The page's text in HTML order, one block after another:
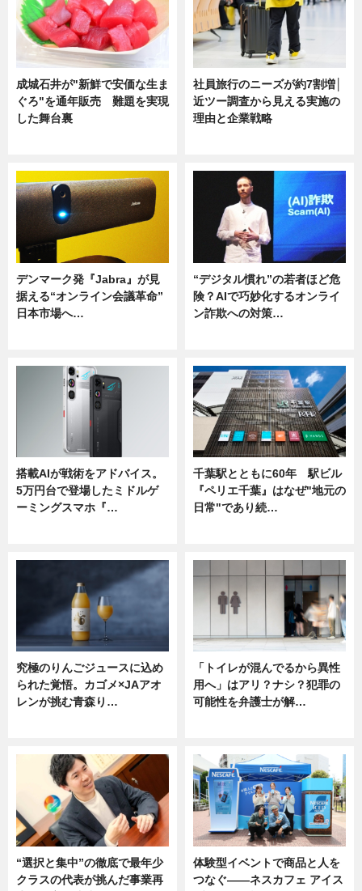
成城石井が"新鮮で安価な生ま
ぐろ"を通年販売 難題を実現
した舞台裏
社員旅行のニーズが約7割増│
近ツー調査から見える実施の
理由と企業戦略
デンマーク発『Jabra』が見
据える“オンライン会議革命”
日本市場へ…
“デジタル慣れ”の若者ほど危
険？AIで巧妙化するオンライ
ン詐欺への対策…
搭載AIが戦術をアドバイス。
5万円台で登場したミドルゲ
ーミングスマホ『…
千葉駅とともに60年 駅ビル
『ペリエ千葉』はなぜ"地元の
日常"であり続…
究極のりんごジュースに込め
られた覚悟。カゴメ×JAアオ
レンが挑む青森り…
「トイレが混んでるから異性
用へ」はアリ？ナシ？犯罪の
可能性を弁護士が解…
“選択と集中”の徹底で最年少
クラスの代表が挑んだ事業再
体験型イベントで商品と人を
つなぐ――ネスカフェ アイス